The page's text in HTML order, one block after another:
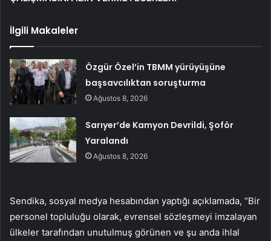
İlgili Makaleler
Özgür Özel’in TBMM yürüyüşüne
başsavcılıktan soruşturma
Ağustos 8, 2026
Sarıyer’de Kamyon Devrildi, Şoför
Yaralandı
Ağustos 8, 2026
Sendika, sosyal medya hesabından yaptığı açıklamada, “Bir
personel topluluğu olarak, evrensel sözleşmeyi imzalayan
ülkeler tarafından unutulmuş görünen ve şu anda ihlal